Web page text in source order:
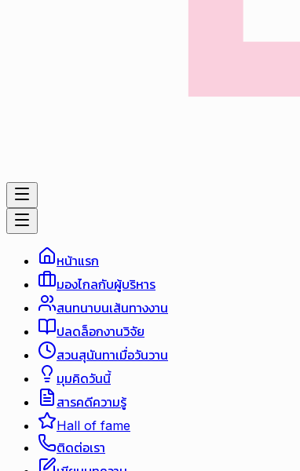
หน้าแรก
มองไกลกับผู้บริหาร
สนทนาบนเส้นทางงาน
ปลดล็อกงานวิจัย
สวนสุนันทาเมื่อวันวาน
มุมคิดวันนี้
สารคดีความรู้
Hall of fame
ติดต่อเรา